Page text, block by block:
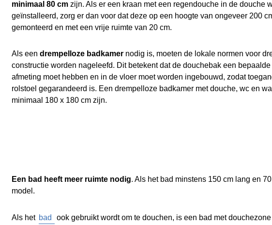
minimaal 80 cm zijn. Als er een kraan met een regendouche in de douche
geïnstalleerd, zorg er dan voor dat deze op een hoogte van ongeveer 200
gemonteerd en met een vrije ruimte van 20 cm.
Als een drempelloze badkamer nodig is, moeten de lokale normen voor
constructie worden nageleefd. Dit betekent dat de douchebak een
afmeting moet hebben en in de vloer moet worden ingebouwd, zodat
rolstoel gegarandeerd is. Een drempelloze badkamer met douche, wc en
minimaal 180 x 180 cm zijn.
Een bad heeft meer ruimte nodig. Als het bad minstens 150 cm lang en
model.
Als het bad
ook gebruikt wordt om te douchen, is een bad met